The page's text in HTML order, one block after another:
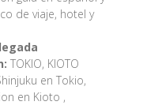
de viaje, hotel y
TOKIO, KIOTO
en Tokio,
en Kioto ,